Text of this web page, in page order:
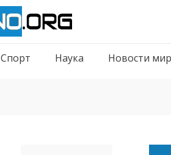
Спорт Наука Новости